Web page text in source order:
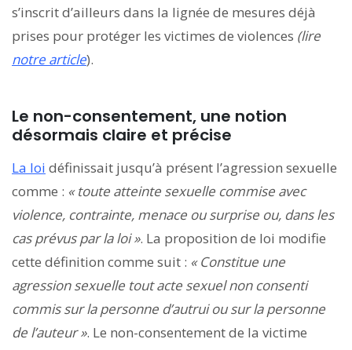
s’inscrit d’ailleurs dans la lignée de mesures déjà
prises pour protéger les victimes de violences (lire
notre article).
Le non-consentement, une notion
désormais claire et précise
La loi définissait jusqu’à présent l’agression sexuelle
comme : « toute atteinte sexuelle commise avec
violence, contrainte, menace ou surprise ou, dans les
cas prévus par la loi ». La proposition de loi modifie
cette définition comme suit : « Constitue une
agression sexuelle tout acte sexuel non consenti
commis sur la personne d’autrui ou sur la personne
de l’auteur ». Le non-consentement de la victime